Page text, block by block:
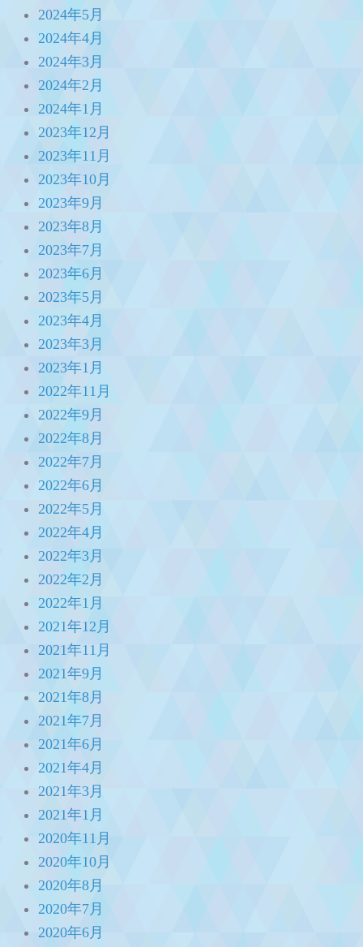
2024年5月
2024年4月
2024年3月
2024年2月
2024年1月
2023年12月
2023年11月
2023年10月
2023年9月
2023年8月
2023年7月
2023年6月
2023年5月
2023年4月
2023年3月
2023年1月
2022年11月
2022年9月
2022年8月
2022年7月
2022年6月
2022年5月
2022年4月
2022年3月
2022年2月
2022年1月
2021年12月
2021年11月
2021年9月
2021年8月
2021年7月
2021年6月
2021年4月
2021年3月
2021年1月
2020年11月
2020年10月
2020年8月
2020年7月
2020年6月